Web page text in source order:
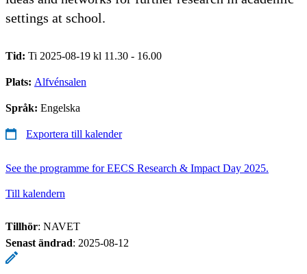
settings at school.
Tid: Ti 2025-08-19 kl 11.30 - 16.00
Plats: Alfvénsalen
Språk: Engelska
Exportera till kalender
See the programme for EECS Research & Impact Day 2025.
Till kalendern
Tillhör: NAVET
Senast ändrad: 2025-08-12